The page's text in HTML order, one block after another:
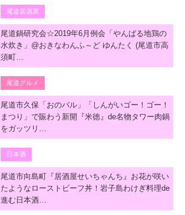
尾道居酒屋
尾道鍋研究会☆2019年6月例会「やんばる地鶏の
水炊き」@おきなわんふ～ど ゆんたく (尾道市高
須町…
尾道グルメ
尾道市久保「おのバル」「しんがいゴー！ゴー！
まつり」で賑わう新開『米徳』de名物タワー肉鍋
をガッツリ…
日本酒
尾道市向島町『居酒屋せいちゃんち』お花が咲い
たようなローストビーフ丼！岩子島わけぎ料理de
進む日本酒…